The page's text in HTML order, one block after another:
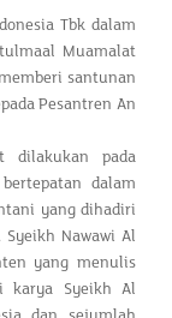
Tbk dalam
Muamalat
santunan
Pesantren An
dilakukan pada
dalam
yang dihadiri
Nawawi Al
yang menulis
karya Syeikh Al